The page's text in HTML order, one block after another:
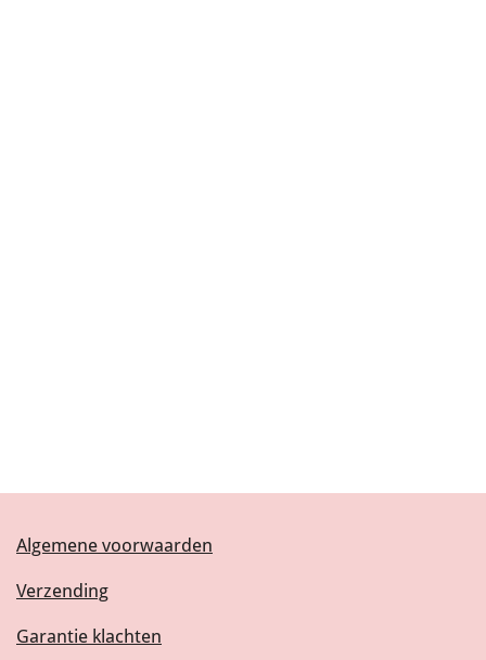
Algemene voorwaarden
Verzending
Garantie klachten